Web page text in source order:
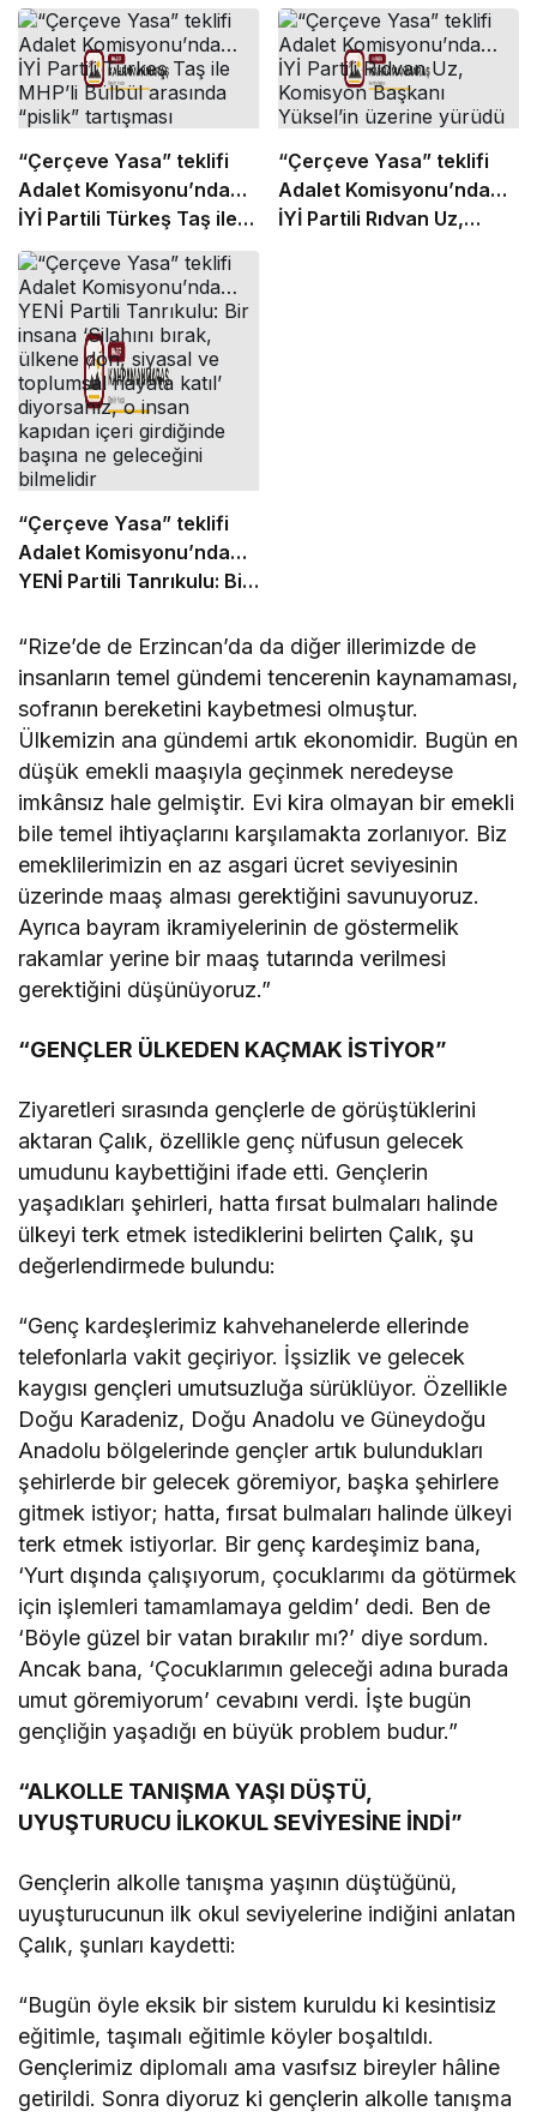
“Çerçeve Yasa” teklifi
Adalet Komisyonu’nda…
İYİ Partili Türkeş Taş ile
MHP’li Bülbül arasında
“pislik” tartışması
“Çerçeve Yasa” teklifi
Adalet Komisyonu’nda…
İYİ Partili Rıdvan Uz,
“Çerçeve Yasa” teklifi
Adalet Komisyonu’nda…
YENİ Partili Tanrıkulu: Bir
ülkene dön, siyasal ve
toplumsal hayata katıl’
diyorsanız, o insan
kapıdan içeri girdiğinde
başına ne geleceğini
bilmelidir
“Rize’de de Erzincan’da da diğer illerimizde de
insanların temel gündemi tencerenin kaynamaması,
sofranın bereketini kaybetmesi olmuştur.
Ülkemizin ana gündemi artık ekonomidir. Bugün en
düşük emekli maaşıyla geçinmek neredeyse
imkânsız hale gelmiştir. Evi kira olmayan bir emekli
bile temel ihtiyaçlarını karşılamakta zorlanıyor. Biz
emeklilerimizin en az asgari ücret seviyesinin
üzerinde maaş alması gerektiğini savunuyoruz.
Ayrıca bayram ikramiyelerinin de göstermelik
rakamlar yerine bir maaş tutarında verilmesi
gerektiğini düşünüyoruz.”
“GENÇLER ÜLKEDEN KAÇMAK İSTİYOR”
Ziyaretleri sırasında gençlerle de görüştüklerini
aktaran Çalık, özellikle genç nüfusun gelecek
umudunu kaybettiğini ifade etti. Gençlerin
yaşadıkları şehirleri, hatta fırsat bulmaları halinde
ülkeyi terk etmek istediklerini belirten Çalık, şu
değerlendirmede bulundu:
“Genç kardeşlerimiz kahvehanelerde ellerinde
telefonlarla vakit geçiriyor. İşsizlik ve gelecek
kaygısı gençleri umutsuzluğa sürüklüyor. Özellikle
Doğu Karadeniz, Doğu Anadolu ve Güneydoğu
Anadolu bölgelerinde gençler artık bulundukları
şehirlerde bir gelecek göremiyor, başka şehirlere
gitmek istiyor; hatta, fırsat bulmaları halinde ülkeyi
terk etmek istiyorlar. Bir genç kardeşimiz bana,
‘Yurt dışında çalışıyorum, çocuklarımı da götürmek
için işlemleri tamamlamaya geldim’ dedi. Ben de
‘Böyle güzel bir vatan bırakılır mı?’ diye sordum.
Ancak bana, ‘Çocuklarımın geleceği adına burada
umut göremiyorum’ cevabını verdi. İşte bugün
gençliğin yaşadığı en büyük problem budur.”
“ALKOLLE TANIŞMA YAŞI DÜŞTÜ,
UYUŞTURUCU İLKOKUL SEVİYESİNE İNDİ”
Gençlerin alkolle tanışma yaşının düştüğünü,
uyuşturucunun ilk okul seviyelerine indiğini anlatan
Çalık, şunları kaydetti:
“Bugün öyle eksik bir sistem kuruldu ki kesintisiz
eğitimle, taşımalı eğitimle köyler boşaltıldı.
Gençlerimiz diplomalı ama vasıfsız bireyler hâline
getirildi. Sonra diyoruz ki gençlerin alkolle tanışma